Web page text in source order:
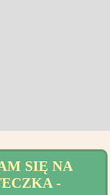
SIĘ NA
-